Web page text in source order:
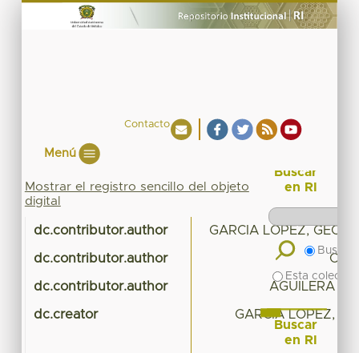
Contacto
Menú
Mostrar el registro sencillo del objeto
digital
dc.contributor.author GARCIA LOPEZ,
dc.contributor.author
dc.contributor.author AGUILERA
dc.creator GARCIA LOPEZ,
Buscar
en RI
Buscar
Esta
Buscar
en RI